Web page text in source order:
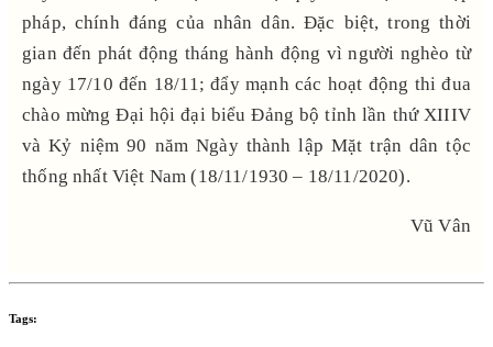
pháp, chính đáng của nhân dân. Đặc biệt, trong thời
gian đến phát động tháng hành động vì người nghèo từ
ngày 17/10 đến 18/11; đẩy mạnh các hoạt động thi đua
chào mừng Đại hội đại biểu Đảng bộ tỉnh lần thứ XIIIV
và Kỷ niệm 90 năm Ngày thành lập Mặt trận dân tộc
thống nhất Việt Nam (18/11/1930 – 18/11/2020).
Vũ Vân
Tags: